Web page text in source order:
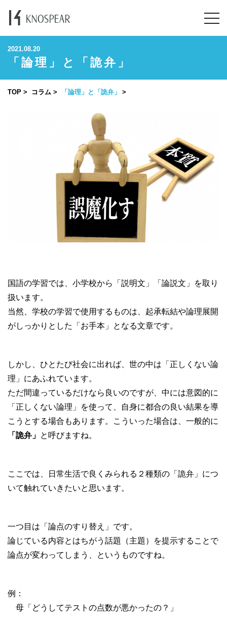
2021.08.20
「論理」と「詭弁」
TOP コラム 「論理」と「詭弁」
国語の学習では、小学校から「説明文」「論説文」を取り
扱います。
当然、学校の学習で使用するものは、起承転結や論理展開
がしっかりとした「お手本」となる文章です。
しかし、ひとたび社会に出れば、世の中は「正しくない論
理」にあふれています。
ただ間違っているだけなら良いのですが、中には意図的に
「正しくない論理」を使って、自身に都合の良い結果を導
こうとする場合もあります。こういった場合は、一般的に
「詭弁」 と呼びますね。
ここでは、日常生活で良くみられる２種類の「詭弁」につ
いて触れていきたいと思います。
一つ目は「論点のすり替え」です。
論じている内容とはちがう話題（主題）を提示することで
論点が変わってしまう、というものですね。
例：
母「どうしてテストの点数が悪かったの？」